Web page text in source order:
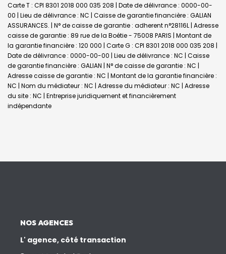
Carte T : CPI 8301 2018 000 035 208 | Date de délivrance : 0000-00-
00 | Lieu de délivrance : NC | Caisse de garantie financière : GALIAN
ASSURANCES. | N° de caisse de garantie : adherent n°28116L | Adresse
caisse de garantie : 89 rue de la Boétie - 75008 PARIS | Montant de
la garantie financière : 120 000 | Carte G : CPI 8301 2018 000 035 208 |
Date de délivrance : 0000-00-00 | Lieu de délivrance : NC | Caisse
de garantie financière : GALIAN | N° de caisse de garantie : NC |
Adresse caisse de garantie : NC | Montant de la garantie financière :
NC | Nom du médiateur : NC | Adresse du médiateur : NC | Adresse
du site : NC | Entreprise juridiquement et financièrement
indépendante
NOS AGENCES
L' agence, côté transaction